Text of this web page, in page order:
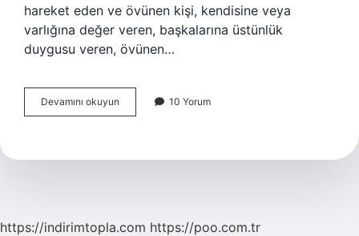
hareket eden ve övünen kişi, kendisine veya
varlığına değer veren, başkalarına üstünlük
duygusu veren, övünen…
Devamını okuyun
Insan
10 Yorum
https://indirimtopla.com https://poo.com.tr